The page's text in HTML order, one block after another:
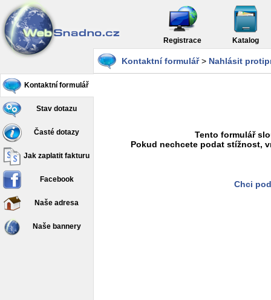
Registrace Katalog
Kontaktní formulář
Stav dotazu
Časté dotazy
Jak zaplatit fakturu
Facebook
Naše adresa
Naše bannery
Kontaktní formulář> Nahlásit
Tento formulář
Pokud nechcete podat stížnost,
Chci